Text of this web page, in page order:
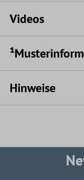
Videos
Hinweise